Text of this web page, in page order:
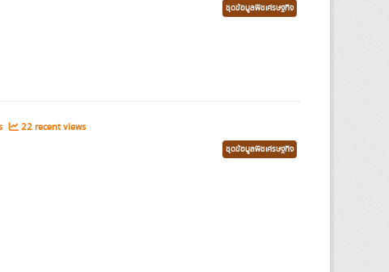
ชุดข้อมูลพืชเศรษฐกิจ
22 recent views
ชุดข้อมูลพืชเศรษฐกิจ